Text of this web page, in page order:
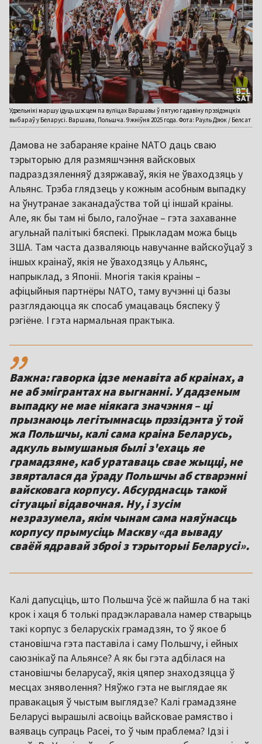
Удзельнікі маршу ідуць шэсцем па вуліцах Варшавы ў пятую гадавіну прэзідэнцкіх
выбараў у Беларусі. Варшава, Польшча. 9 жніўня 2025 года. Фота: Рауль Дзюк / Белсат
Дамова не забараняе краіне NATO даць сваю
тэрыторыю для размяшчэння вайсковых
падраздзяленняў дзяржаваў, якія не ўваходзяць у
Альянс. Трэба глядзець у кожным асобным выпадку
на ўнутранае заканадаўства той ці іншай краіны.
Але, як бы там ні было, галоўнае – гэта захаванне
агульнай палітыкі бяспекі. Прыкладам можа быць
ЗША. Там часта дазваляюць навучанне вайскоўцаў з
іншых краінаў, якія не ўваходзяць у Альянс,
напрыклад, з Японіі. Многія такія краіны –
афіцыйныя партнёры NATO, таму вучэнні ці базы
разглядаюцца як спосаб умацаваць бяспеку ў
рэгіёне. І гэта нармальная практыка.
,,
Важна: гаворка ідзе менавіта аб краінах, а
не аб эмігрантах на выгнанні. У дадзеным
выпадку не мае ніякага значэння – ці
прызнаюць легітымнасць прэзідэнта ў той
жа Польшчы, калі сама краіна Беларусь,
адкуль вымушаныя былі з'ехаць яе
грамадзяне, каб уратаваць свае жыцці, не
звярталася да ўраду Польшчы аб стварэнні
вайсковага корпусу. Абсурднасць такой
сітуацыі відавочная. Ну, і зусім
незразумела, якім чынам сама наяўнасць
корпусу прымусіць Маскву «да вываду
сваёй ядравай зброі з тэрыторыі Беларусі».
Калі дапусціць, што Польшча ўсё ж пайшла б на такі
крок і хаця б толькі прадэкларавала намер стварыць
такі корпус з беларускіх грамадзян, то ў якое б
становішча гэта паставіла і саму Польшчу, і ейных
саюзнікаў па Альянсе? А як бы гэта адбілася на
становішчы беларусаў, якія цяпер знаходзяцца ў
месцах зняволення? Няўжо гэта не выглядае як
правакацыя ў чыстым выглядзе? Калі грамадзяне
Беларусі вырашылі асвоіць вайсковае рамяство і
ваяваць супраць Расеі, то ў чым праблема? Ідзі і